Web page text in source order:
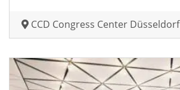
CCD Congress Center Düsseldorf